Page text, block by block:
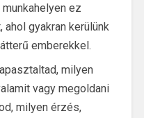
ez
gyakran kerülünk
emberekkel.
milyen
vagy megoldani
milyen érzés,